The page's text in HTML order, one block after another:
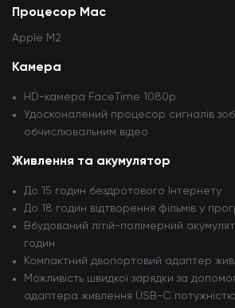
Процесор Mac
Apple M2
Камера
HD-камера FaceTime 1080p
Удосконалений процесор сигналів
обчислювальним відео
Живлення та акумулятор
До 15 годин бездротового Інтернету
До 18 годин відтворення фільмів у
Вбудований літій-полімерний
годин
Компактний двопортовий адаптер
Можливість швидкої зарядки за
адаптера живлення USB-C